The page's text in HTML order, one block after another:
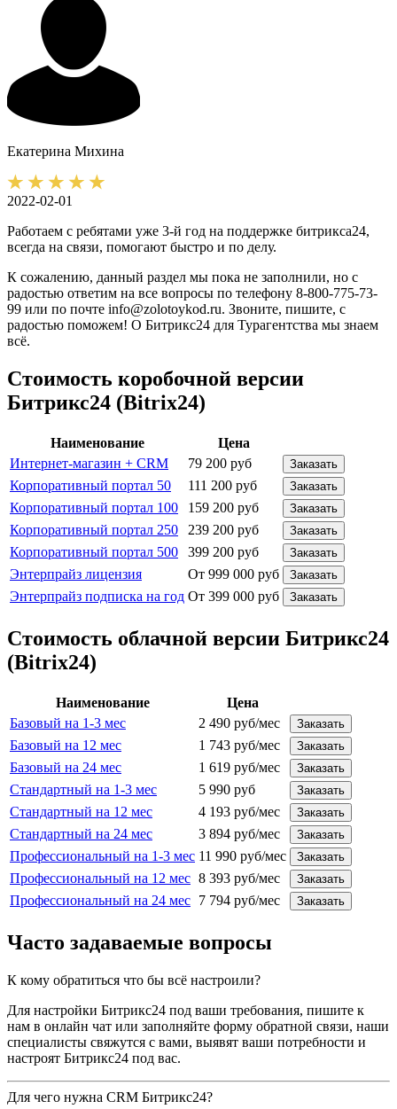
Екатерина Михина
2022-02-01
Работаем с ребятами уже 3-й год на поддержке битрикса24,
всегда на связи, помогают быстро и по делу.
К сожалению, данный раздел мы пока не заполнили, но с
радостью ответим на все вопросы по телефону 8-800-775-73-
99 или по почте info@zolotoykod.ru. Звоните, пишите, с
радостью поможем! О Битрикс24 для Турагентства мы знаем
всё.
Стоимость коробочной версии
Битрикс24 (Bitrix24)
Наименование
Цена
Интернет-магазин + CRM
79 200 руб Заказать
Корпоративный портал 50 111 200 руб Заказать
Корпоративный портал 100 159 200 руб Заказать
Корпоративный портал 250 239 200 руб Заказать
Корпоративный портал 500 399 200 руб Заказать
Энтерпрайз лицензия От 999 000 руб Заказать
Энтерпрайз подписка на год От 399 000 руб Заказать
Стоимость облачной версии Битрикс24
(Bitrix24)
Наименование
Цена
Базовый на 1-3 мес
2 490 руб/мес Заказать
Базовый на 12 мес 1 743 руб/мес Заказать
Базовый на 24 мес 1 619 руб/мес Заказать
Стандартный на 1-3 мес 5 990 руб Заказать
Стандартный на 12 мес 4 193 руб/мес Заказать
Стандартный на 24 мес 3 894 руб/мес Заказать
Профессиональный на 1-3 мес 11 990 руб/мес Заказать
Профессиональный на 12 мес 8 393 руб/мес Заказать
Профессиональный на 24 мес 7 794 руб/мес Заказать
Часто задаваемые вопросы
К кому обратиться что бы всё настроили?
Для настройки Битрикс24 под ваши требования, пишите к
нам в онлайн чат или заполняйте форму обратной связи, наши
специалисты свяжутся с вами, выявят ваши потребности и
настроят Битрикс24 под вас.
Для чего нужна CRM Битрикс24?